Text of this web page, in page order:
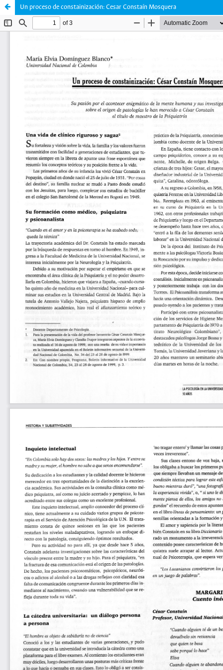
Un proceso de constainización: Cesar Constaín Mosquera